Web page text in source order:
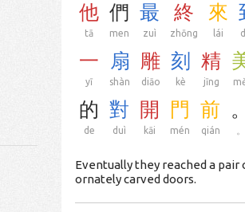
他
tā
們
men
最
zuì
終
zhōng
來
lái
一
yī
扇
shàn
雕
diāo
刻
kè
精
jīng
的
de
對
duì
開
kāi
門
mén
前
qián
。
Eventually they reached a pair
ornately carved doors.